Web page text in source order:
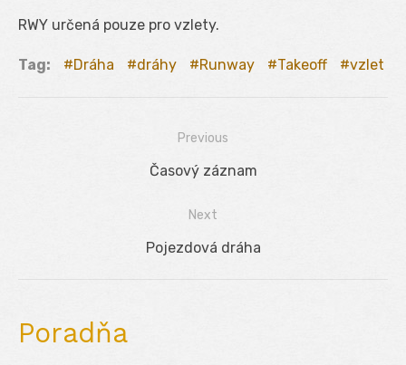
RWY určená pouze pro vzlety.
Tag: Dráha dráhy Runway Takeoff vzlet
Previous
Previous
Časový záznam
Next
Next
Pojezdová dráha
Poradňa